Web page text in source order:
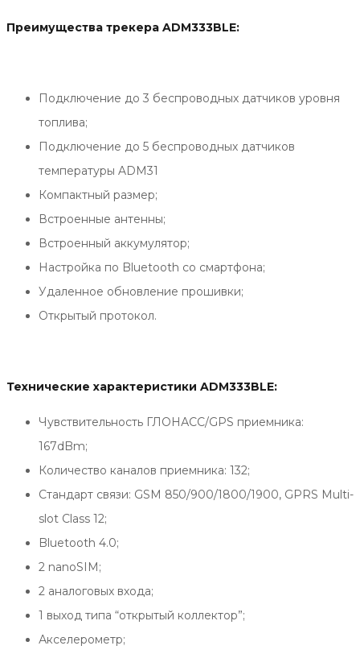
Преимущества трекера ADM333BLE:
Подключение до 3 беспроводных датчиков уровня
топлива;
Подключение до 5 беспроводных датчиков
температуры ADM31
Компактный размер;
Встроенные антенны;
Встроенный аккумулятор;
Настройка по Bluetooth со смартфона;
Удаленное обновление прошивки;
Открытый протокол.
Технические характеристики ADM333BLE:
Чувствительность ГЛОНАСС/GPS приемника:
167dBm;
Количество каналов приемника: 132;
Стандарт связи: GSM 850/900/1800/1900, GPRS Multi-
slot Class 12;
Bluetooth 4.0;
2 nanoSIM;
2 аналоговых входа;
1 выход типа “открытый коллектор”;
Акселерометр;